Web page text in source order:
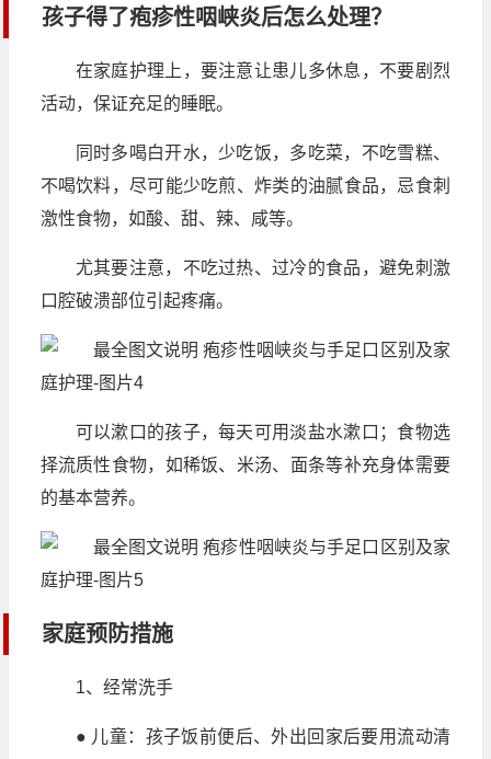
孩子得了疱疹性咽峡炎后怎么处理？
在家庭护理上，要注意让患儿多休息，不要剧烈
活动，保证充足的睡眠。
同时多喝白开水，少吃饭，多吃菜，不吃雪糕、
不喝饮料，尽可能少吃煎、炸类的油腻食品，忌食刺
激性食物，如酸、甜、辣、咸等。
尤其要注意，不吃过热、过冷的食品，避免刺激
口腔破溃部位引起疼痛。
可以漱口的孩子，每天可用淡盐水漱口；食物选
择流质性食物，如稀饭、米汤、面条等补充身体需要
的基本营养。
家庭预防措施
1、经常洗手
● 儿童：孩子饭前便后、外出回家后要用流动清